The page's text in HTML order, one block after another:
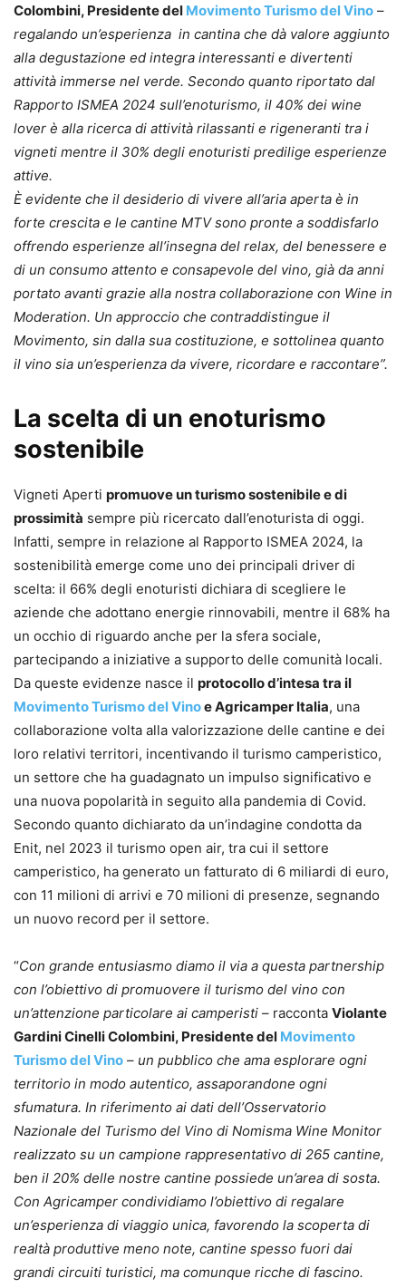
Colombini, Presidente del Movimento Turismo del Vino –
regalando un’esperienza in cantina che dà valore aggiunto
alla degustazione ed integra interessanti e divertenti
attività immerse nel verde. Secondo quanto riportato dal
Rapporto ISMEA 2024 sull’enoturismo, il 40% dei wine
lover è alla ricerca di attività rilassanti e rigeneranti tra i
vigneti mentre il 30% degli enoturisti predilige esperienze
attive.
È evidente che il desiderio di vivere all’aria aperta è in
forte crescita e le cantine MTV sono pronte a soddisfarlo
offrendo esperienze all’insegna del relax, del benessere e
di un consumo attento e consapevole del vino, già da anni
portato avanti grazie alla nostra collaborazione con Wine in
Moderation. Un approccio che contraddistingue il
Movimento, sin dalla sua costituzione, e sottolinea quanto
il vino sia un’esperienza da vivere, ricordare e raccontare”.
La scelta di un enoturismo
sostenibile
Vigneti Aperti promuove un turismo sostenibile e di
prossimità sempre più ricercato dall’enoturista di oggi.
Infatti, sempre in relazione al Rapporto ISMEA 2024, la
sostenibilità emerge come uno dei principali driver di
scelta: il 66% degli enoturisti dichiara di scegliere le
aziende che adottano energie rinnovabili, mentre il 68% ha
un occhio di riguardo anche per la sfera sociale,
partecipando a iniziative a supporto delle comunità locali.
Da queste evidenze nasce il protocollo d’intesa tra il
Movimento Turismo del Vinoe Agricamper Italia, una
collaborazione volta alla valorizzazione delle cantine e dei
loro relativi territori, incentivando il turismo camperistico,
un settore che ha guadagnato un impulso significativo e
una nuova popolarità in seguito alla pandemia di Covid.
Secondo quanto dichiarato da un’indagine condotta da
Enit, nel 2023 il turismo open air, tra cui il settore
camperistico, ha generato un fatturato di 6 miliardi di euro,
con 11 milioni di arrivi e 70 milioni di presenze, segnando
un nuovo record per il settore.
“Con grande entusiasmo diamo il via a questa partnership
con l’obiettivo di promuovere il turismo del vino con
un’attenzione particolare ai camperisti – racconta Violante
Gardini Cinelli Colombini, Presidente del Movimento
Turismo del Vino – un pubblico che ama esplorare ogni
territorio in modo autentico, assaporandone ogni
sfumatura. In riferimento ai dati dell’Osservatorio
Nazionale del Turismo del Vino di Nomisma Wine Monitor
realizzato su un campione rappresentativo di 265 cantine,
ben il 20% delle nostre cantine possiede un’area di sosta.
Con Agricamper condividiamo l’obiettivo di regalare
un’esperienza di viaggio unica, favorendo la scoperta di
realtà produttive meno note, cantine spesso fuori dai
grandi circuiti turistici, ma comunque ricche di fascino.